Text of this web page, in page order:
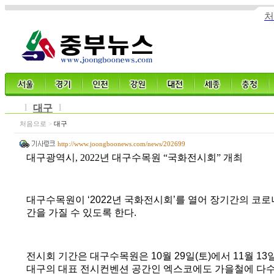
l 대구 l
처음으로 >대구
http://www.joongboonews.com/news/202699
대구광역시, 2022년 대구수목원 “국화전시회” 개최
대구수목원이 ‘2022년 국화전시회 ’를 열어 장기간의 코로
간을 가질 수 있도록 한다.
전시회 기간은 대구수목원은 10월 29일(토)에서 11월 13
대구의 대표 전시컨벤션 공간인 엑스코에도 가을철에 다